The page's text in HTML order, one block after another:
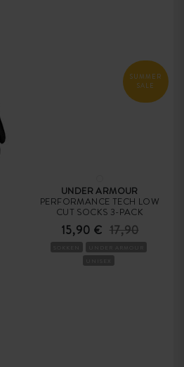
SUMMER
SALE
UNDER ARMOUR
PERFORMANCE TECH LOW
CUT SOCKS 3-PACK
15,90 € 17,90